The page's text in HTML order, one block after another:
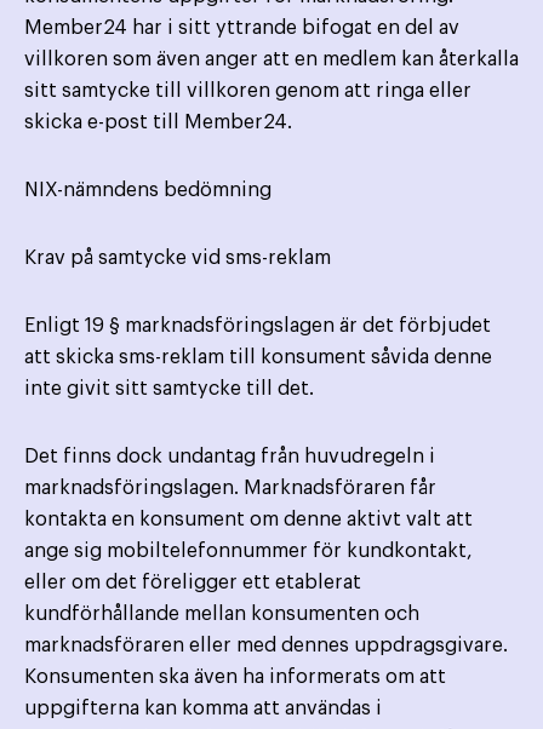
Member24 har i sitt yttrande bifogat en del av
villkoren som även anger att en medlem kan återkalla
sitt samtycke till villkoren genom att ringa eller
skicka e-post till Member24.
NIX-nämndens bedömning
Krav på samtycke vid sms-reklam
Enligt 19 § marknadsföringslagen är det förbjudet
att skicka sms-reklam till konsument såvida denne
inte givit sitt samtycke till det.
Det finns dock undantag från huvudregeln i
marknadsföringslagen. Marknadsföraren får
kontakta en konsument om denne aktivt valt att
ange sig mobiltelefonnummer för kundkontakt,
eller om det föreligger ett etablerat
kundförhållande mellan konsumenten och
marknadsföraren eller med dennes uppdragsgivare.
Konsumenten ska även ha informerats om att
uppgifterna kan komma att användas i